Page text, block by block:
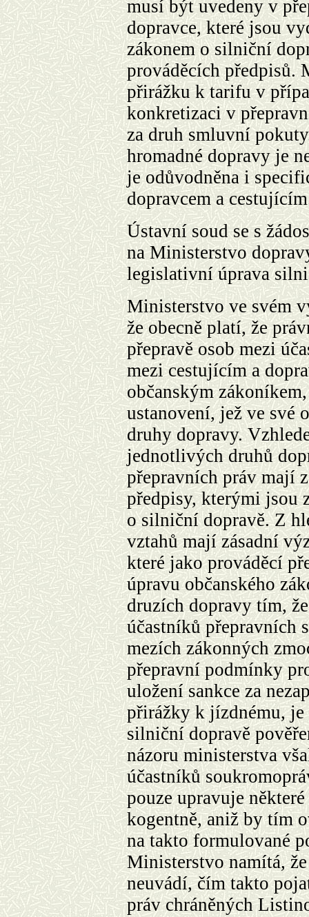
musí být uvedeny v
dopravce, které jsou
zákonem o silniční
prováděcích předpisů.
přirážku k tarifu v
konkretizaci v
za druh smluvní
hromadné dopravy je
je odůvodněna i
dopravcem a
Ústavní soud se s
na Ministerstvo
legislativní úprava
Ministerstvo ve svém
že obecně platí, že
přepravě osob mezi
mezi cestujícím a
občanským
ustanovení, jež ve své
druhy dopravy.
jednotlivých druhů
přepravních práv mají
předpisy, kterými jsou
o silniční dopravě. Z
vztahů mají zásadní
které jako prováděcí
úpravu občanského
druzích dopravy tím,
účastníků přepravních
mezích zákonných
přepravní podmínky
uložení sankce za
přirážky k jízdnému, je
silniční dopravě
názoru ministerstva
účastníků
pouze upravuje
kogentně, aniž by tím
na takto formulované
Ministerstvo namítá,
neuvádí, čím takto
práv chráněných